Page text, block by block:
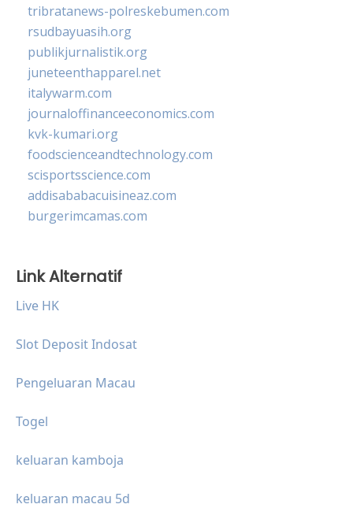
tribratanews-polreskebumen.com
rsudbayuasih.org
publikjurnalistik.org
juneteenthapparel.net
italywarm.com
journaloffinanceeconomics.com
kvk-kumari.org
foodscienceandtechnology.com
scisportsscience.com
addisababacuisineaz.com
burgerimcamas.com
Link Alternatif
Live HK
Slot Deposit Indosat
Pengeluaran Macau
Togel
keluaran kamboja
keluaran macau 5d